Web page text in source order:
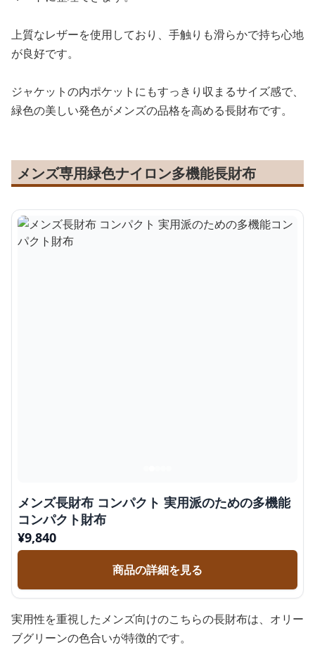
上質なレザーを使用しており、手触りも滑らかで持ち心地
が良好です。
ジャケットの内ポケットにもすっきり収まるサイズ感で、
緑色の美しい発色がメンズの品格を高める長財布です。
メンズ専用緑色ナイロン多機能長財布
メンズ長財布 コンパクト 実用派のための多機能
コンパクト財布
¥9,840
商品の詳細を見る
実用性を重視したメンズ向けのこちらの長財布は、オリー
ブグリーンの色合いが特徴的です。